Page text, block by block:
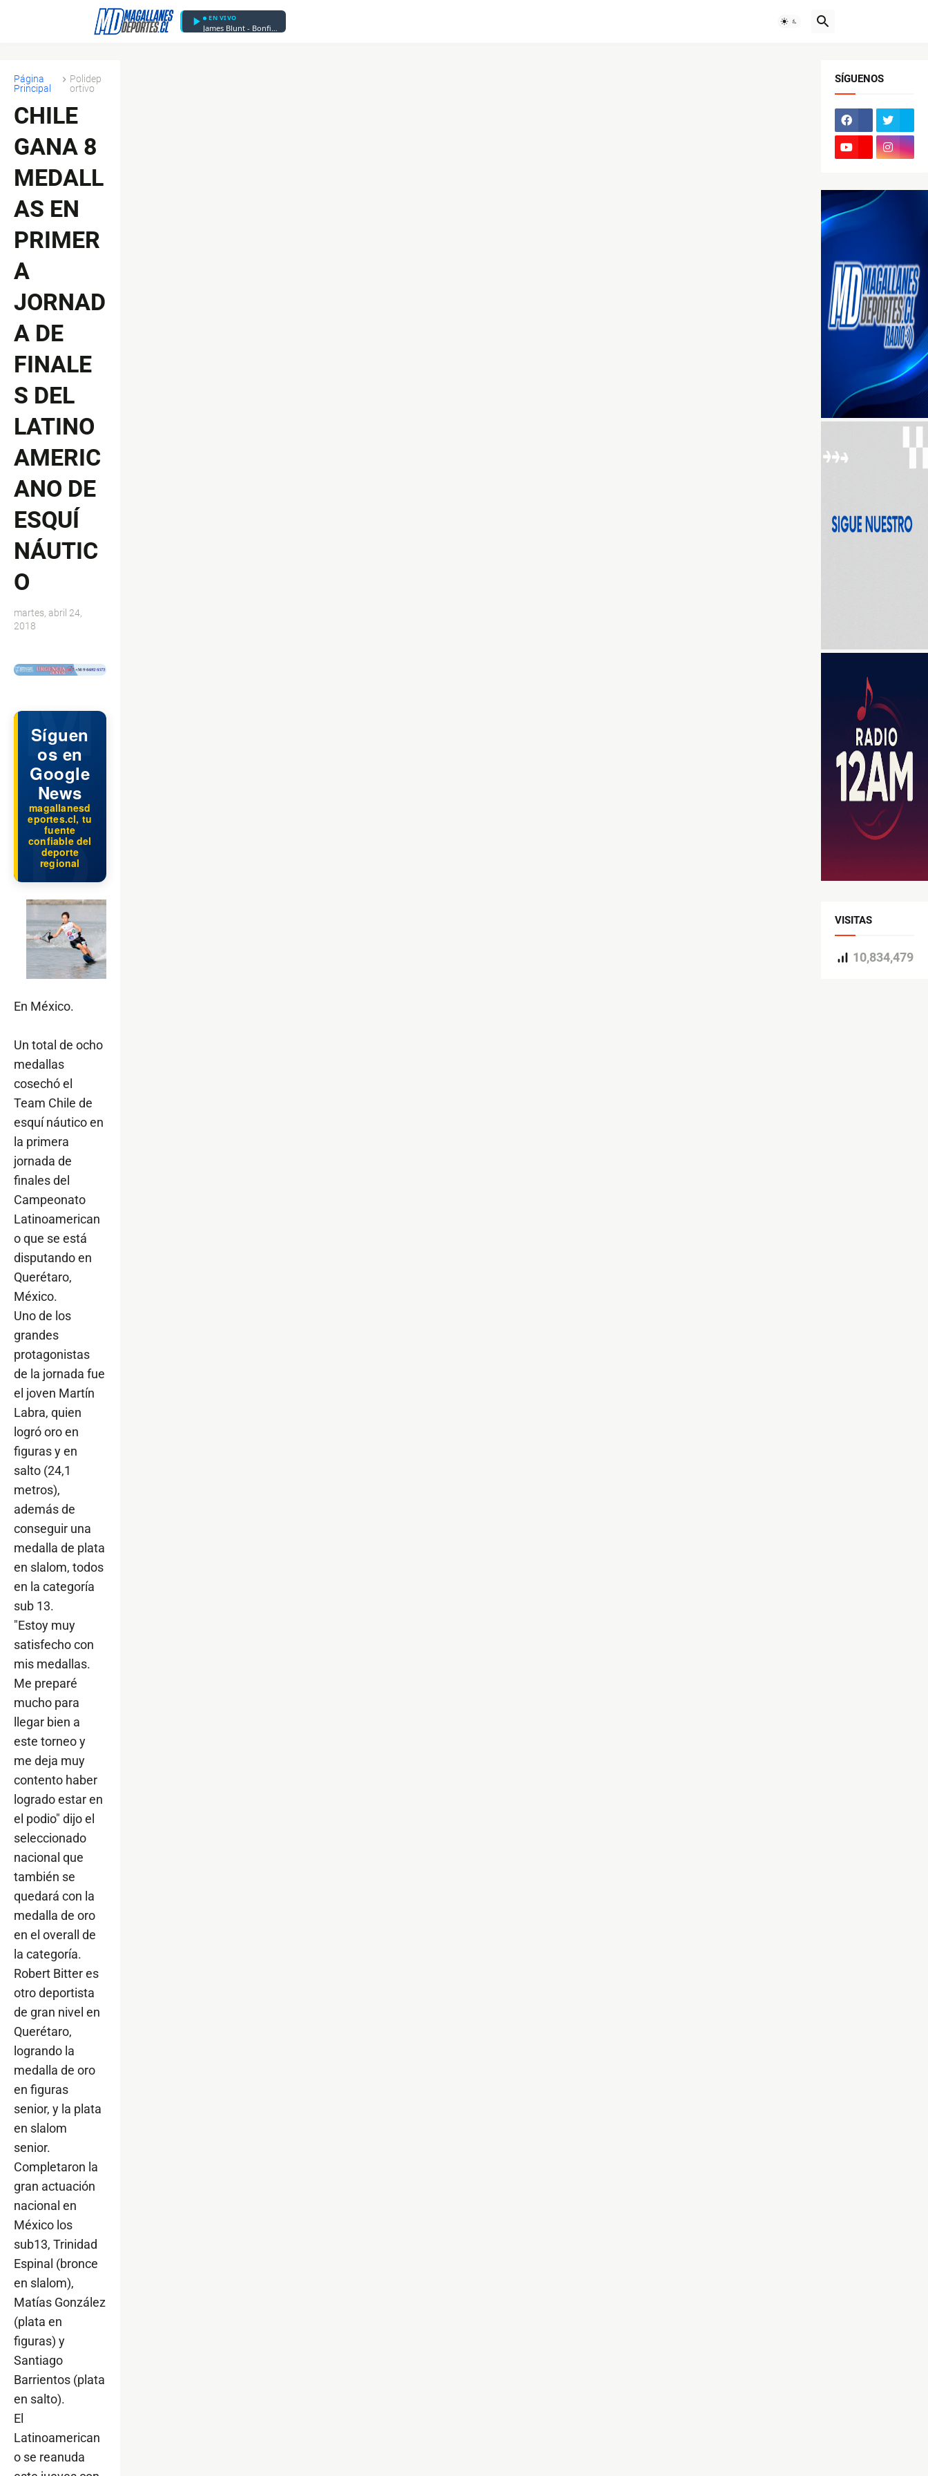
EN VIVO
James Blunt - Bonfire Heart
Página
Principal
Polidep
ortivo
CHILE
GANA 8
MEDALL
AS EN
PRIMER
A
JORNAD
A DE
FINALE
S DEL
LATINO
AMERIC
ANO DE
ESQUÍ
NÁUTIC
O
martes, abril 24,
2018
Síguen
os en
Google
News
magallanesd
eportes.cl, tu
fuente
confiable del
deporte
regional
En México.
Un total de ocho
medallas
cosechó el
Team Chile de
esquí náutico en
la primera
jornada de
finales del
Campeonato
Latinoamerican
o que se está
disputando en
Querétaro,
México.
Uno de los
grandes
protagonistas
de la jornada fue
el joven Martín
Labra, quien
logró oro en
figuras y en
salto (24,1
metros),
además de
conseguir una
medalla de plata
en slalom, todos
en la categoría
sub 13.
"Estoy muy
satisfecho con
mis medallas.
Me preparé
mucho para
llegar bien a
este torneo y
me deja muy
contento haber
logrado estar en
el podio" dijo el
seleccionado
nacional que
también se
quedará con la
medalla de oro
en el overall de
la categoría.
Robert Bitter es
otro deportista
de gran nivel en
Querétaro,
logrando la
medalla de oro
en figuras
senior, y la plata
en slalom
senior.
Completaron la
gran actuación
nacional en
México los
sub13, Trinidad
Espinal (bronce
en slalom),
Matías González
(plata en
figuras) y
Santiago
Barrientos (plata
en salto).
El
Latinoamerican
o se reanuda
SÍGUENOS
VISITAS
10,834,479